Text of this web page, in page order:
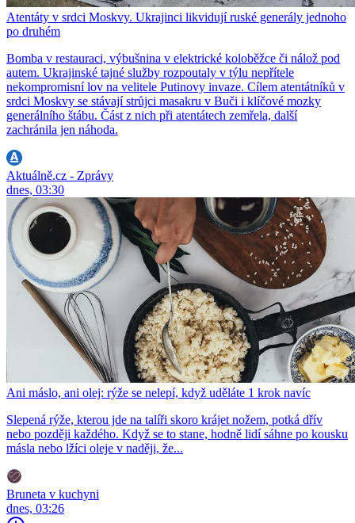
Atentáty v srdci Moskvy. Ukrajinci likvidují ruské generály jednoho
po druhém
Bomba v restauraci, výbušnina v elektrické koloběžce či nálož pod
autem. Ukrajinské tajné služby rozpoutaly v týlu nepřítele
nekompromisní lov na velitele Putinovy invaze. Cílem atentátníků v
srdci Moskvy se stávají strůjci masakru v Buči i klíčové mozky
generálního štábu. Část z nich při atentátech zemřela, další
zachránila jen náhoda.
Aktuálně.cz - Zprávy
dnes, 03:30
Ani máslo, ani olej: rýže se nelepí, když uděláte 1 krok navíc
Slepená rýže, kterou jde na talíři skoro krájet nožem, potká dřív
nebo později každého. Když se to stane, hodně lidí sáhne po kousku
másla nebo lžíci oleje v naději, že...
Bruneta v kuchyni
dnes, 03:26